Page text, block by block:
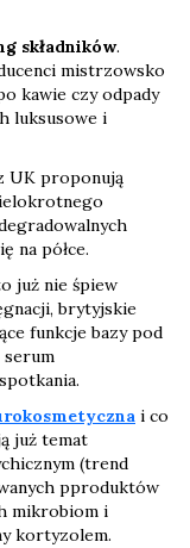
składników.
mistrzowsko
kawie czy odpady
luksusowe i
UK proponują
na półce.
już nie śpiew
brytyjskie
funkcje bazy pod
serum
i co
już temat
(trend
pproduktów
mikrobiom i
kortyzolem.